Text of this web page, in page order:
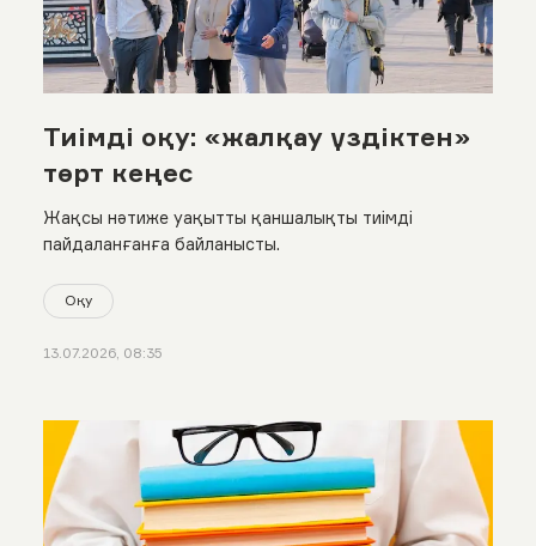
Тиімді оқу: «жалқау үздіктен»
төрт кеңес
Жақсы нәтиже уақытты қаншалықты тиімді
пайдаланғанға байланысты.
Оқу
13.07.2026, 08:35